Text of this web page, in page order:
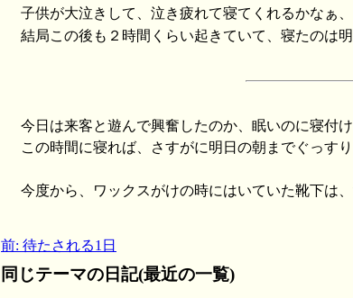
子供が大泣きして、泣き疲れて寝てくれるかなぁ
結局この後も２時間くらい起きていて、寝たのは明
今日は来客と遊んで興奮したのか、眠いのに寝付
この時間に寝れば、さすがに明日の朝までぐっすり
今度から、ワックスがけの時にはいていた靴下は
前: 待たされる1日
同じテーマの日記(最近の一覧)